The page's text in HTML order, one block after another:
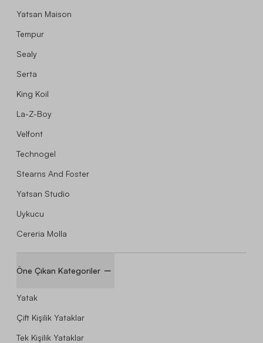
Yatsan Maison
Tempur
Sealy
Serta
King Koil
La-Z-Boy
Velfont
Technogel
Stearns And Foster
Yatsan Studio
Uykucu
Cereria Molla
Öne Çıkan Kategoriler
Yatak
Çift Kişilik Yataklar
Tek Kişilik Yataklar